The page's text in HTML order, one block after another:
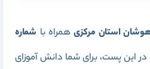
استان مرکزی همراه با شماره
این پست، برای شما دانش آموزای